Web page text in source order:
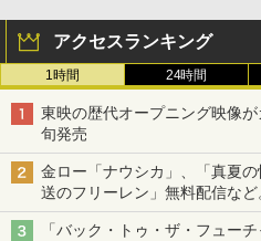
アクセスランキング
1時間 24時間
東映の歴代オープニング映像
旬発売
金ロー「ナウシカ」、「真夏
送のフリーレン」無料配信な
「バック・トゥ・ザ・フュー